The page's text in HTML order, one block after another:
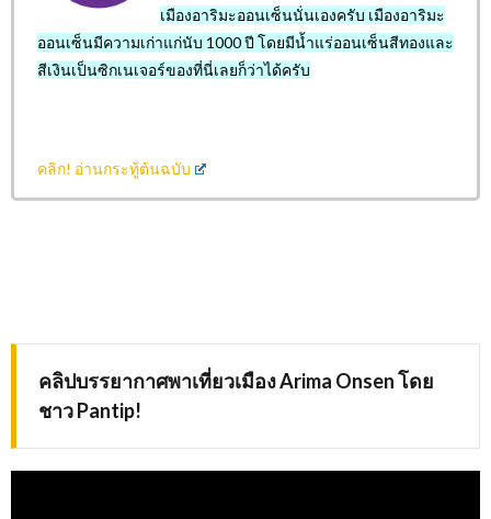
เมืองอาริมะออนเซ็นนั่นเองครับ เมืองอาริมะ
ออนเซ็นมีความเก่าแก่นับ 1000 ปี โดยมีน้ำแร่ออนเซ็นสีทองและ
สีเงินเป็นซิกเนเจอร์ของที่นี่เลยก็ว่าได้ครับ
คลิก! อ่านกระทู้ต้นฉบับ
คลิปบรรยากาศพาเที่ยวเมืองArima Onsenโดย
ชาวPantip!